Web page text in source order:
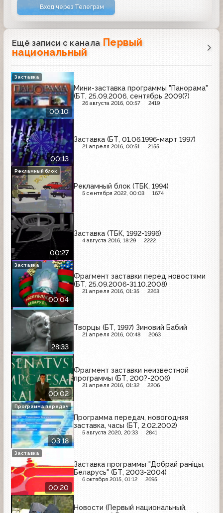
Вход через Телеграм
Ещё записи с канала Первый
национальный
00:10
Мини-заставка программы "Панорама"
(БТ, 25.09.2006, сентябрь 2009(?)
26 августа 2016, 00:57 2419
Заставка
00:13
Заставка (БТ, 01.06.1996-март 1997)
21 апреля 2016, 00:51 2155
Рекламный блок (ТБК, 1994)
5 сентября 2022, 00:03 1674
Рекламный блок
00:27
Заставка (ТБК, 1992-1996)
4 августа 2016, 18:29 2222
00:04
Фрагмент заставки перед новостями
(БТ, 25.09.2006-31.10.2008)
21 апреля 2016, 01:35 2263
Заставка
28:33
Творцы (БТ, 1997) Зиновий Бабий
21 апреля 2016, 00:48 2063
00:02
Фрагмент заставки неизвестной
программы (БТ, 200?-2006)
21 апреля 2016, 01:32 2206
03:18
Программа передач, новогодняя
заставка, часы (БТ, 2.02.2002)
5 августа 2020, 20:33 2841
Программа передач
00:20
Заставка программы "Добрай ранiцы,
Беларусь" (БТ, 2003-2004)
6 октября 2015, 01:12 2695
Заставка
Новости (Первый национальный,